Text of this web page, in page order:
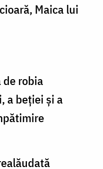
Maica lui
robia
a beției și a